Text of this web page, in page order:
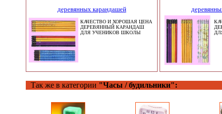
деревянных карандашей
КАЧЕСТВО И ХОРОШАЯ ЦЕНА
ДЕРЕВЯННЫЙ КАРАНДАШ
ДЛЯ УЧЕНИКОВ ШКОЛЫ
Так же в категории "Часы / будильники":